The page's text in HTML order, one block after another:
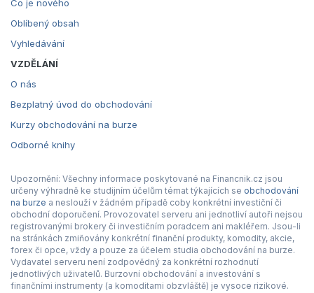
Co je nového
Oblíbený obsah
Vyhledávání
VZDĚLÁNÍ
O nás
Bezplatný úvod do obchodování
Kurzy obchodování na burze
Odborné knihy
Upozornění: Všechny informace poskytované na Financnik.cz jsou
určeny výhradně ke studijním účelům témat týkajících se obchodování
na burze a neslouží v žádném případě coby konkrétní investiční či
obchodní doporučení. Provozovatel serveru ani jednotliví autoři nejsou
registrovanými brokery či investičním poradcem ani makléřem. Jsou-li
na stránkách zmiňovány konkrétní finanční produkty, komodity, akcie,
forex či opce, vždy a pouze za účelem studia obchodování na burze.
Vydavatel serveru není zodpovědný za konkrétní rozhodnutí
jednotlivých uživatelů. Burzovní obchodování a investování s
finančními instrumenty (a komoditami obzvláště) je vysoce rizikové.